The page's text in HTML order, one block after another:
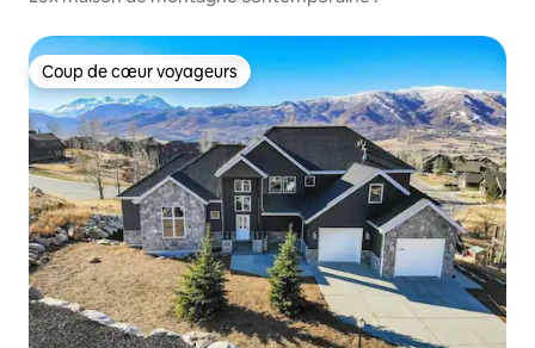
Coup de cœur voyageurs
Coup de cœur voyageurs